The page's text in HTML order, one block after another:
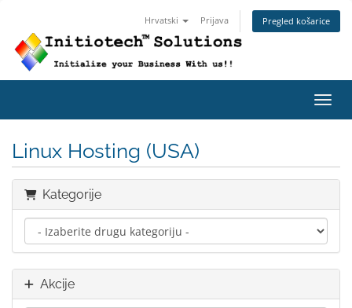
Hrvatski Prijava Pregled košarice
Linux Hosting (USA)
Kategorije
Akcije